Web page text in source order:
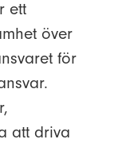
ett
över
för
att driva